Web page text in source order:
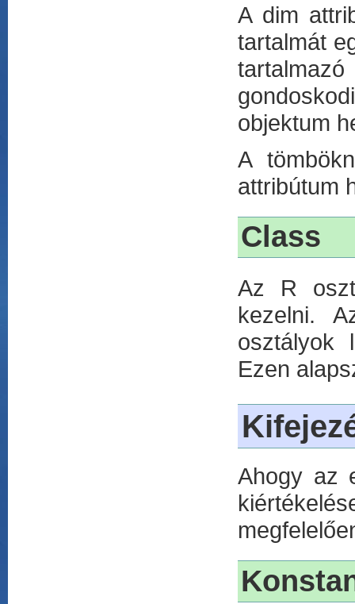
A dim
tartalmát
objektum
A
attribútum
Class
Az R
kezelni.
osztályok
Ezen
Ahogy az